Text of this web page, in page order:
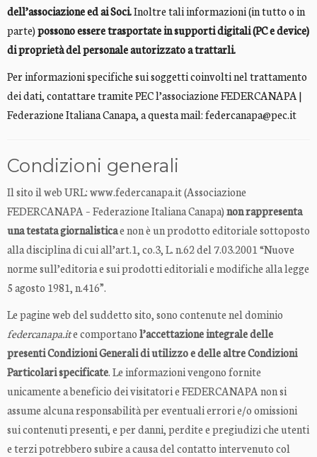
dell’associazione ed ai Soci.Inoltre tali informazioni (in tutto o in
parte)possono essere trasportate in supporti digitali (PC e device)
di proprietà del personale autorizzato a trattarli.
Per informazioni specifiche sui soggetti coinvolti nel trattamento
dei dati, contattare tramite PEC l’associazione FEDERCANAPA |
Federazione Italiana Canapa, a questa mail: federcanapa@pec.it
Condizioni generali
Il sito il web URL: www.federcanapa.it (Associazione
FEDERCANAPA – Federazione Italiana Canapa)non rappresenta
una testata giornalisticae non è un prodotto editoriale sottoposto
alla disciplina di cui all’art.1, co.3, L. n.62 del 7.03.2001 “Nuove
norme sull’editoria e sui prodotti editoriali e modifiche alla legge
5 agosto 1981, n.416”.
Le pagine web del suddetto sito, sono contenute nel dominio
federcanapa.ite comportanol’accettazione integrale delle
presenti Condizioni Generali di utilizzo e delle altre Condizioni
Particolari specificate. Le informazioni vengono fornite
unicamente a beneficio dei visitatori e FEDERCANAPA non si
assume alcuna responsabilità per eventuali errori e/o omissioni
sui contenuti presenti, e per danni, perdite e pregiudizi che utenti
e terzi potrebbero subire a causa del contatto intervenuto col